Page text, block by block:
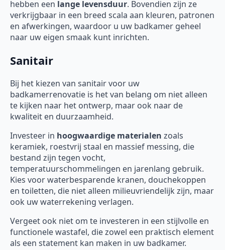
hebben een lange levensduur. Bovendien zijn ze
verkrijgbaar in een breed scala aan kleuren, patronen
en afwerkingen, waardoor u uw badkamer geheel
naar uw eigen smaak kunt inrichten.
Sanitair
Bij het kiezen van sanitair voor uw
badkamerrenovatie is het van belang om niet alleen
te kijken naar het ontwerp, maar ook naar de
kwaliteit en duurzaamheid.
Investeer in hoogwaardige materialen zoals
keramiek, roestvrij staal en massief messing, die
bestand zijn tegen vocht,
temperatuurschommelingen en jarenlang gebruik.
Kies voor waterbesparende kranen, douchekoppen
en toiletten, die niet alleen milieuvriendelijk zijn, maar
ook uw waterrekening verlagen.
Vergeet ook niet om te investeren in een stijlvolle en
functionele wastafel, die zowel een praktisch element
als een statement kan maken in uw badkamer.